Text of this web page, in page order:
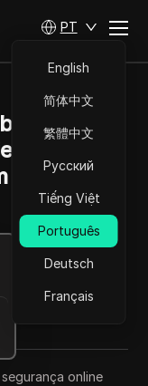
PT
English
简体中文
繁體中文
Русский
Tiếng Việt
Português
Deutsch
Français
pagos
acesso e
à Internet
online